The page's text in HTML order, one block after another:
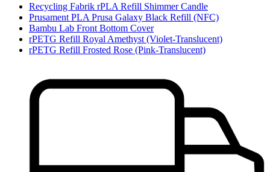
Recycling Fabrik rPLA Refill Shimmer Candle
Prusament PLA Prusa Galaxy Black Refill (NFC)
Bambu Lab Front Bottom Cover
rPETG Refill Royal Amethyst (Violet-Translucent)
rPETG Refill Frosted Rose (Pink-Translucent)